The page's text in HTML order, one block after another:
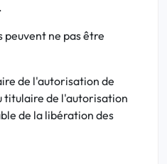
peuvent ne pas être
de l'autorisation de
titulaire de l'autorisation
de la libération des